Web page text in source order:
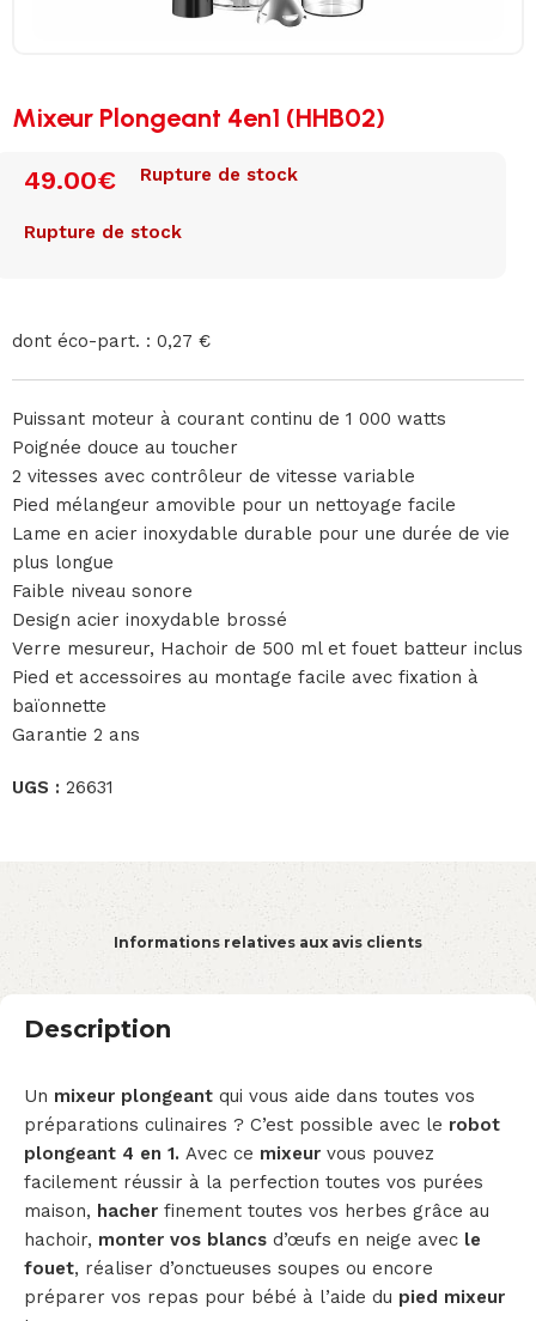
Mixeur Plongeant 4en1 (HHB02)
49.00€ Rupture de stock
Rupture de stock
dont éco-part. : 0,27 €
Puissant moteur à courant continu de 1 000 watts
Poignée douce au toucher
2 vitesses avec contrôleur de vitesse variable
Pied mélangeur amovible pour un nettoyage facile
Lame en acier inoxydable durable pour une durée de vie
plus longue
Faible niveau sonore
Design acier inoxydable brossé
Verre mesureur, Hachoir de 500 ml et fouet batteur inclus
Pied et accessoires au montage facile avec fixation à
baïonnette
Garantie 2 ans
UGS : 26631
Informations relatives aux avis clients
Description
Un mixeur plongeant qui vous aide dans toutes vos
préparations culinaires ? C’est possible avec le robot
plongeant 4 en 1. Avec ce mixeur vous pouvez
facilement réussir à la perfection toutes vos purées
maison, hacher finement toutes vos herbes grâce au
hachoir, monter vos blancs d’œufs en neige avec le
fouet, réaliser d’onctueuses soupes ou encore
préparer vos repas pour bébé à l’aide du pied mixeur